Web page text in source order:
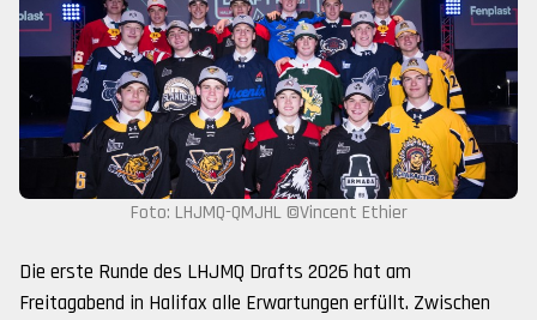
Foto: LHJMQ-QMJHL ©Vincent Ethier
Die erste Runde des LHJMQ Drafts 2026 hat am
Freitagabend in Halifax alle Erwartungen erfüllt. Zwischen